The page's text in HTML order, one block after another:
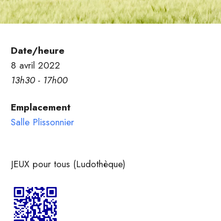
Date/heure
8 avril 2022
13h30 - 17h00
Emplacement
Salle Plissonnier
JEUX pour tous (Ludothèque)